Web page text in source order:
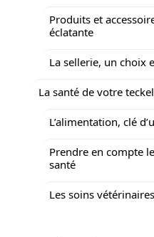
Produits et
éclatante
La sellerie, un choix
La santé de votre
L’alimentation, clé
Prendre en compte
santé
Les soins